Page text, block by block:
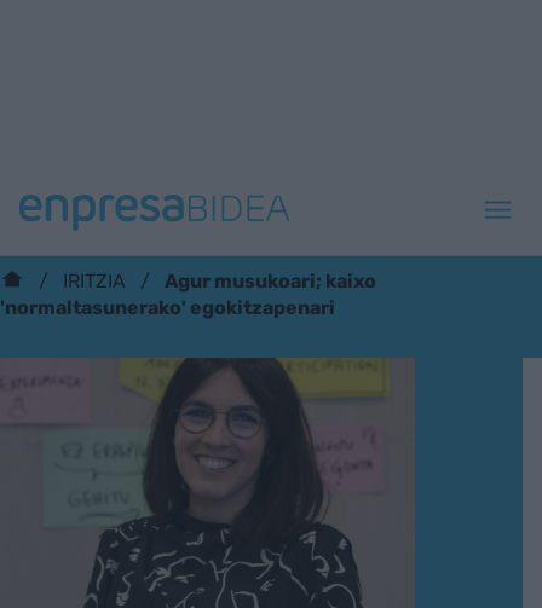
IRITZIA
Agur musukoari; kaixo
'normaltasunerako' egokitzapenari